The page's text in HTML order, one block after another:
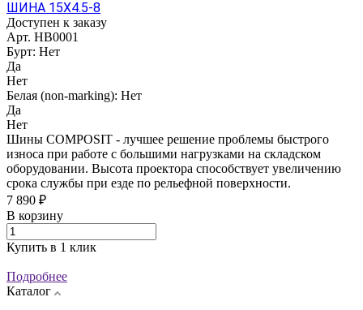
ШИНА 15Х4.5-8
Доступен к заказу
Арт. HB0001
Бурт: Нет
Да
Нет
Белая (non-marking): Нет
Да
Нет
Шины COMPOSIT - лучшее решение проблемы быстрого
износа при работе с большими нагрузками на складском
оборудовании. Высота проектора способствует увеличению
срока службы при езде по рельефной поверхности.
7 890 ₽
В корзину
Купить в 1 клик
Подробнее
Каталог